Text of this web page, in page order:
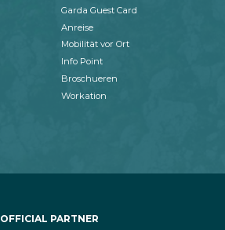
Garda Guest Card
Anreise
Mobilität vor Ort
Info Point
Broschueren
Workation
OFFICIAL PARTNER